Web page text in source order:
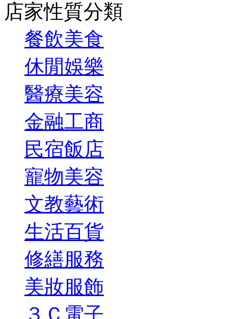
店家性質分類
餐飲美食
休閒娛樂
醫療美容
金融工商
民宿飯店
寵物美容
文教藝術
生活百貨
修繕服務
美妝服飾
３Ｃ電子